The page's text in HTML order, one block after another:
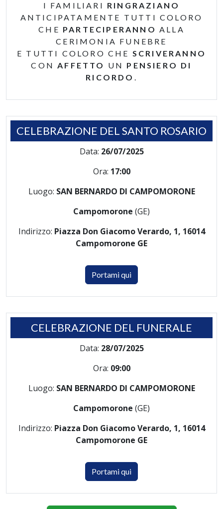
I FAMILIARI RINGRAZIANO
ANTICIPATAMENTE TUTTI COLORO
CHE PARTECIPERANNO ALLA
CERIMONIA FUNEBRE
E TUTTI COLORO CHE SCRIVERANNO
CONAFFETTO UN PENSIERO DI
RICORDO .
CELEBRAZIONE DEL SANTO ROSARIO
Data: 26/07/2025
Ora: 17:00
Luogo: SAN BERNARDO DI CAMPOMORONE
Campomorone (GE)
Indirizzo: Piazza Don Giacomo Verardo, 1, 16014
Campomorone GE
Portami qui
CELEBRAZIONE DEL FUNERALE
Data: 28/07/2025
Ora: 09:00
Luogo: SAN BERNARDO DI CAMPOMORONE
Campomorone (GE)
Indirizzo: Piazza Don Giacomo Verardo, 1, 16014
Campomorone GE
Portami qui